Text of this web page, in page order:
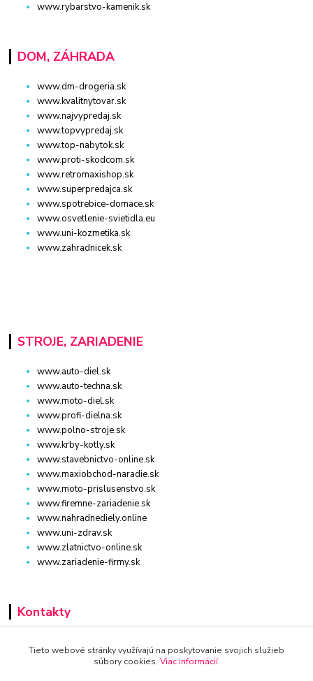
www.rybarstvo-kamenik.sk
DOM, ZÁHRADA
www.dm-drogeria.sk
www.kvalitnytovar.sk
www.najvypredaj.sk
www.topvypredaj.sk
www.top-nabytok.sk
www.proti-skodcom.sk
www.retromaxishop.sk
www.superpredajca.sk
www.spotrebice-domace.sk
www.osvetlenie-svietidla.eu
www.uni-kozmetika.sk
www.zahradnicek.sk
STROJE, ZARIADENIE
www.auto-diel.sk
www.auto-techna.sk
www.moto-diel.sk
www.profi-dielna.sk
www.polno-stroje.sk
www.krby-kotly.sk
www.stavebnictvo-online.sk
www.maxiobchod-naradie.sk
www.moto-prislusenstvo.sk
www.firemne-zariadenie.sk
www.nahradnediely.online
www.uni-zdrav.sk
www.zlatnictvo-online.sk
www.zariadenie-firmy.sk
Kontakty
+421 940 949 000
Tieto webové stránky využívajú na poskytovanie svojich služieb
súbory cookies. Viac informácií.